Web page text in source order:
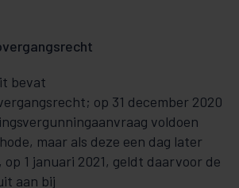
bevat
op 31 december 2020
voldoen
maar als deze een dag la­ter
1 januari 2021, geldt daarvoor de
aan bij